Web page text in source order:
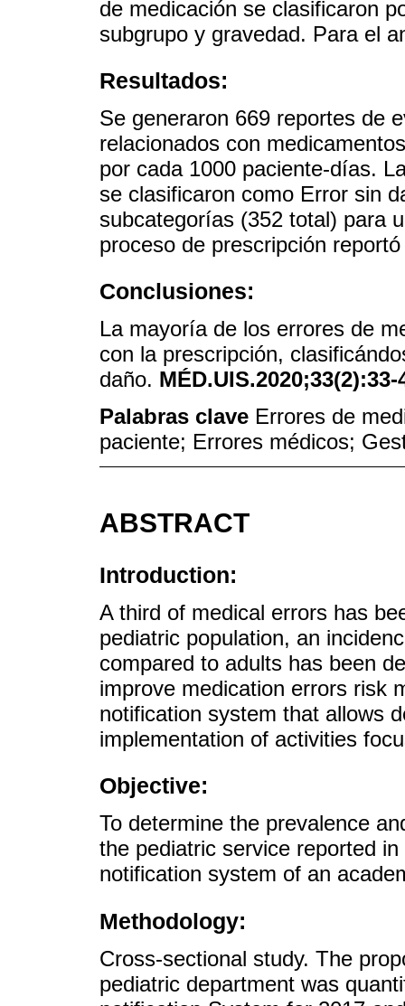
de medicación se clasificaron
subgrupo y gravedad. Para el
Resultados:
Se generaron 669 reportes de
relacionados con
por cada 1000 paciente-días.
se clasificaron como Error sin
subcategorías (352 total) para
proceso de prescripción
Conclusiones:
La mayoría de los errores de
con la prescripción,
daño. MÉD.UIS.2020;33(2):33-
Palabras clave Errores de
paciente; Errores médicos;
ABSTRACT
Introduction:
A third of medical errors has
pediatric population, an
compared to adults has been
improve medication errors risk
notification system that allows
implementation of activities
Objective:
To determine the prevalence
the pediatric service reported
notification system of an
Methodology:
Cross-sectional study. The
pediatric department was